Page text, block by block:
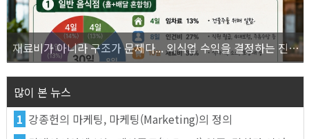
재료비가 아니라 구조가 문제다... 외식업 수익을 결정하는 진짜 숫자의 비밀
많이 본 뉴스
1 강종헌의 마케팅, 마케팅(Marketing)의 정의